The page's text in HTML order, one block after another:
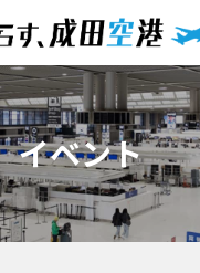
イベント